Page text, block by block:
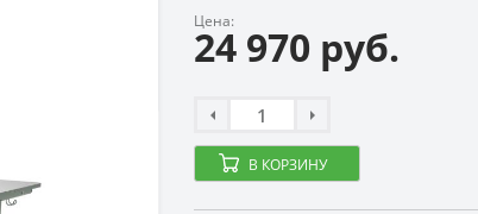
Цена:
24 970 руб.
В КОРЗИНУ